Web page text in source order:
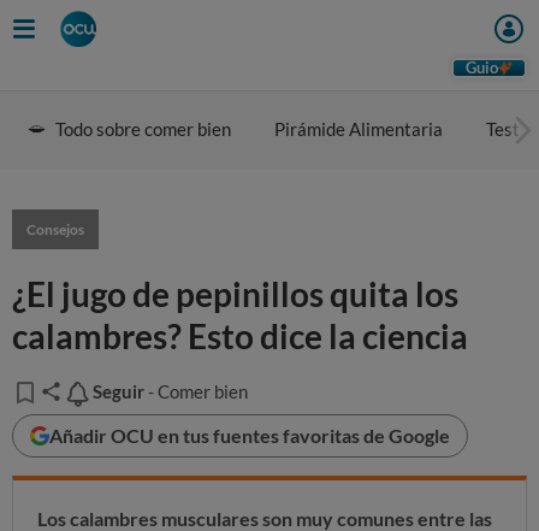
Guio
Todo sobre comer bien Pirámide Alimentaria Test
Consejos
¿El jugo de pepinillos quita los
calambres? Esto dice la ciencia
Seguir
Seguir - Comer bien
Añadir OCU en tus fuentes favoritas de Google
Los calambres musculares son muy comunes entre las